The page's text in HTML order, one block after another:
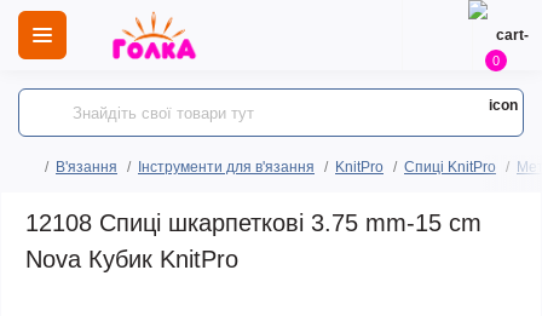
0
В'язання Інструменти для в'язання KnitPro Спиці KnitPro
12108 Спиці шкарпеткові 3.75 mm-15 cm
Nova Кубик KnitPro